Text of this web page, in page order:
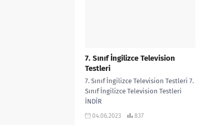
7. Sınıf İngilizce Television
Testleri
7. Sınıf İngilizce Television Testleri 7.
Sınıf İngilizce Television Testleri
İNDİR
04.06.2023 837